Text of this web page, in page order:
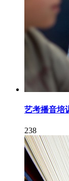
艺考播音培
238